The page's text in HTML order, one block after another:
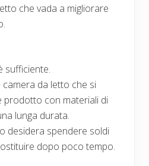
che vada a migliorare
sufficiente.
da letto che si
prodotto con materiali di
lunga durata.
desidera spendere soldi
dopo poco tempo.